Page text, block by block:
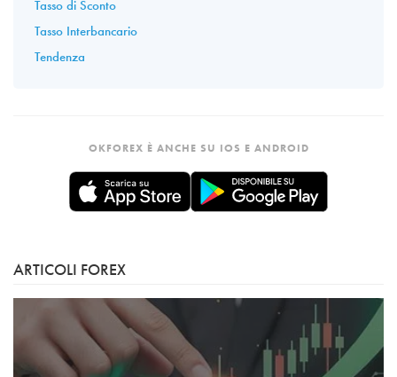
Tasso di Sconto
Tasso Interbancario
Tendenza
OKFOREX È ANCHE SU IOS E ANDROID
ARTICOLI FOREX